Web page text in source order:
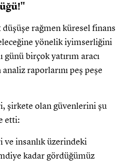
rağmen küresel finans
yönelik iyimserliğini
günü birçok yatırım aracı
raporlarını peş peşe
şirkete olan güvenlerini şu
etti:
ve insanlık üzerindeki
kadar gördüğümüz